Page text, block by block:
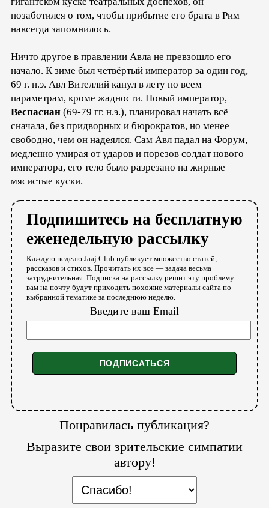
позаботился о том, чтобы прибытие его брата в Рим
навсегда запомнилось.
Ничто другое в правлении Авла не превзошло его
начало. К зиме был четвёртый император за один год,
69 г. н.э. Авл Вителлий канул в лету по всем
параметрам, кроме жадности. Новый император,
Веспасиан (69-79 гг. н.э.), планировал начать всё
сначала, без придворных и бюрократов, но менее
свободно, чем он надеялся. Сам Авл падал на Форум,
медленно умирая от ударов и порезов солдат нового
императора, его тело было разрезано на жирные
мясистые куски.
Подпишитесь на бесплатную
еженедельную рассылку
Каждую неделю Jaaj.Club публикует множество статей,
рассказов и стихов. Прочитать их все — задача весьма
затруднительная. Подписка на рассылку решит эту проблему:
вам на почту будут приходить похожие материалы сайта по
выбранной тематике за последнюю неделю.
Введите ваш Email
Понравилась публикация?
Выразите свои зрительские симпатии
автору!